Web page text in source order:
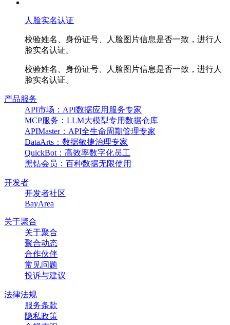
人脸实名认证
校验姓名、身份证号、人脸图片信息是否一致，进行人
脸实名认证。
校验姓名、身份证号、人脸图片信息是否一致，进行人
脸实名认证。
产品服务
API市场：API数据应用服务专家
MCP服务：LLM大模型专用数据仓库
APIMaster：API全生命周期管理专家
DataArts：数据敏捷治理专家
QuickBot：高效率数字化员工
黑钻会员：百种数据无限使用
开发者
开发者社区
BayArea
关于聚合
关于聚合
聚合动态
合作伙伴
常见问题
投诉与建议
法律法规
服务条款
隐私政策